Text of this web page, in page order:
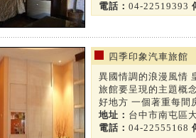
電話： 04-22519393
四季印象汽車旅館
異國情調的浪漫風情
旅館要呈現的主題概
好地方 一個著重每間
地址： 台中市南屯區
電話： 04-22555168